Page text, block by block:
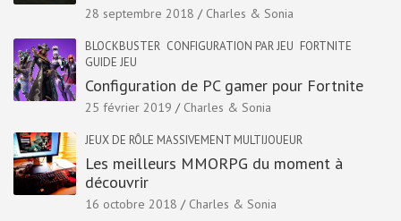
28 septembre 2018 Charles & Sonia
BLOCKBUSTER CONFIGURATION PAR JEU FORTNITE
GUIDE JEU
Configuration de PC gamer pour Fortnite
25 février 2019 Charles & Sonia
JEUX DE RÔLE MASSIVEMENT MULTIJOUEUR
Les meilleurs MMORPG du moment à
découvrir
16 octobre 2018 Charles & Sonia